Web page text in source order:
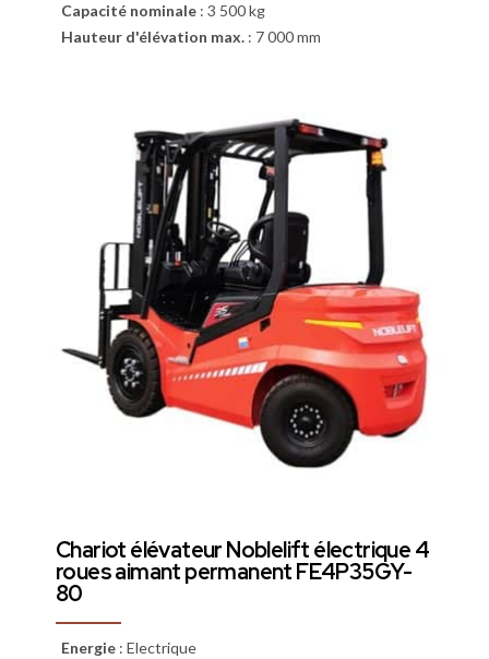
Capacité nominale : 3 500 kg
Hauteur d'élévation max. : 7 000 mm
Chariot élévateur Noblelift électrique 4
roues aimant permanent FE4P35GY-
80
Energie : Electrique